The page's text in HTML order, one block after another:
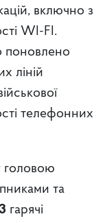
включно з
WI-FI.
поновлено
ліній
телефонних
головою
та
гарячі